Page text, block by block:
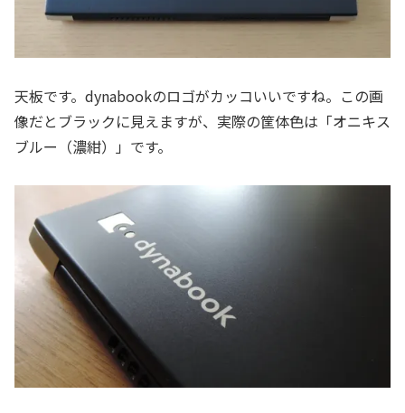
天板です。dynabookのロゴがカッコいいですね。この画
像だとブラックに見えますが、実際の筐体色は「オニキス
ブルー（濃紺）」です。